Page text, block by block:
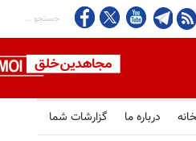
درباره ما گزارشات شما